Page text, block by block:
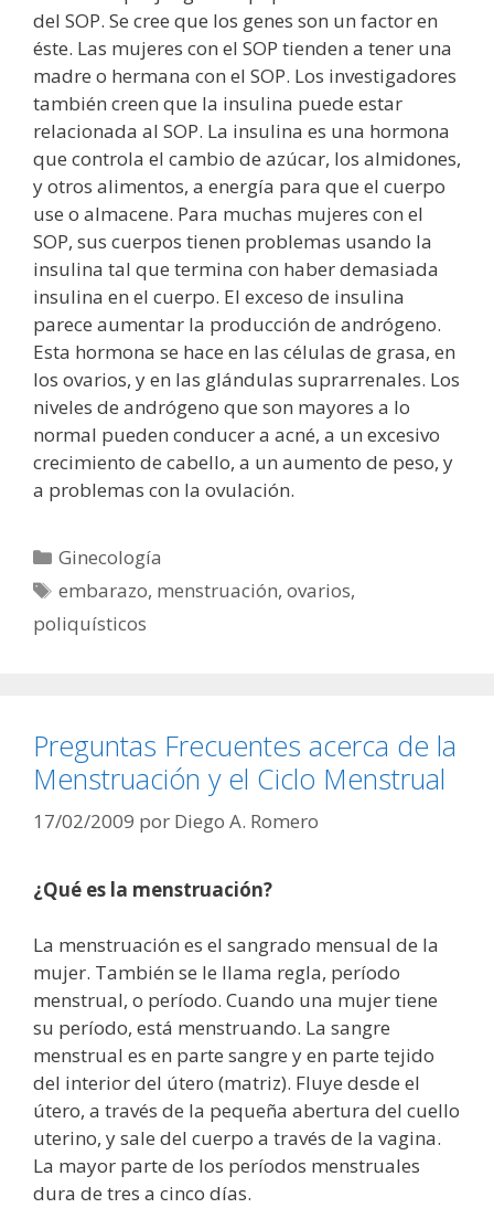
del SOP. Se cree que los genes son un factor en
éste. Las mujeres con el SOP tienden a tener una
madre o hermana con el SOP. Los investigadores
también creen que la insulina puede estar
relacionada al SOP. La insulina es una hormona
que controla el cambio de azúcar, los almidones,
y otros alimentos, a energía para que el cuerpo
use o almacene. Para muchas mujeres con el
SOP, sus cuerpos tienen problemas usando la
insulina tal que termina con haber demasiada
insulina en el cuerpo. El exceso de insulina
parece aumentar la producción de andrógeno.
Esta hormona se hace en las células de grasa, en
los ovarios, y en las glándulas suprarrenales. Los
niveles de andrógeno que son mayores a lo
normal pueden conducer a acné, a un excesivo
crecimiento de cabello, a un aumento de peso, y
a problemas con la ovulación.
Categorías
Ginecología
Etiquetas
embarazo, menstruación,ovarios,
poliquísticos
Preguntas Frecuentes acerca de la
Menstruación y el Ciclo Menstrual
17/02/2009 por Diego A. Romero
¿Qué es la menstruación?
La menstruación es el sangrado mensual de la
mujer. También se le llama regla, período
menstrual, o período. Cuando una mujer tiene
su período, está menstruando. La sangre
menstrual es en parte sangre y en parte tejido
del interior del útero (matriz). Fluye desde el
útero, a través de la pequeña abertura del cuello
uterino, y sale del cuerpo a través de la vagina.
La mayor parte de los períodos menstruales
dura de tres a cinco días.